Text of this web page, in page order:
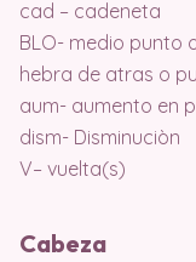
cad – cadeneta
BLO- medio punto
hebra de atras o
aum- aumento en
dism- Disminuciòn
V– vuelta(s)
Cabeza